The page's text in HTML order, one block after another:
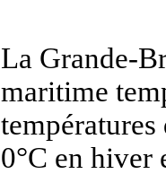
La Grande-
maritime
températures
0°C en hiver